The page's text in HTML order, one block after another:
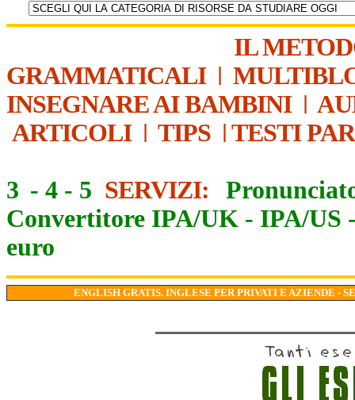
IL
GRAMMATICALI|
INSEGNARE AI BAMBINI|
ARTICOLI| TIPS | TESTI
3 - 4 - 5 SERVIZI:
Convertitore IPA/UK - IPA/US
euro
ENGLISH GRATIS. INGLESE PER PRIVATI E AZIENDE -